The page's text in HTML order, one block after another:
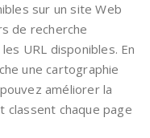
sur un site Web
de recherche
URL disponibles. En
une cartographie
améliorer la
classent chaque page